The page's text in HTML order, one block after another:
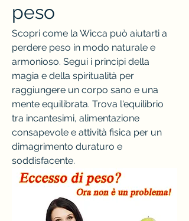
peso
Scopri come la Wicca può aiutarti a
perdere peso in modo naturale e
armonioso. Segui i principi della
magia e della spiritualità per
raggiungere un corpo sano e una
mente equilibrata. Trova l'equilibrio
tra incantesimi, alimentazione
consapevole e attività fisica per un
dimagrimento duraturo e
soddisfacente.